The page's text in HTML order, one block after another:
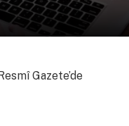
Gazete’de